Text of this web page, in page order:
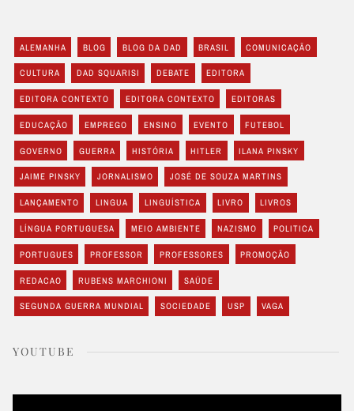
ALEMANHA BLOG BLOG DA DAD BRASIL COMUNICAÇÃO
CULTURA DAD SQUARISI DEBATE EDITORA
EDITORA CONTEXTO EDITORA CONTEXTO EDITORAS
EDUCAÇÃO EMPREGO ENSINO EVENTO FUTEBOL
GOVERNO GUERRA HISTÓRIA HITLER ILANA PINSKY
JAIME PINSKY JORNALISMO JOSÉ DE SOUZA MARTINS
LANÇAMENTO LINGUA LINGUÍSTICA LIVRO LIVROS
LÍNGUA PORTUGUESA MEIO AMBIENTE NAZISMO POLITICA
PORTUGUES PROFESSOR PROFESSORES PROMOÇÃO
REDACAO RUBENS MARCHIONI SAÚDE
SEGUNDA GUERRA MUNDIAL SOCIEDADE USP VAGA
YOUTUBE